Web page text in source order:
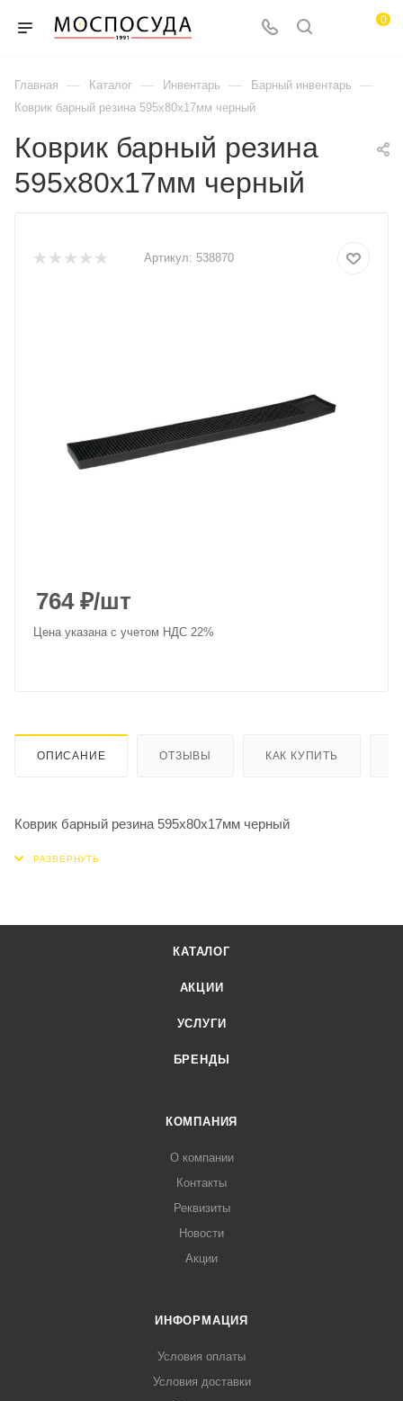
0
Главная — Каталог — Инвентарь — Барный инвентарь —
Коврик барный резина 595х80х17мм черный
Коврик барный резина
595х80х17мм черный
Артикул: 538870
764₽/шт
Цена указана с учетом НДС 22%
ОПИСАНИЕ ОТЗЫВЫ КАК КУПИТЬ
Коврик барный резина 595х80х17мм черный
КАТАЛОГ
АКЦИИ
УСЛУГИ
БРЕНДЫ
КОМПАНИЯ
О компании
Контакты
Реквизиты
Новости
Акции
ИНФОРМАЦИЯ
Условия оплаты
Условия доставки